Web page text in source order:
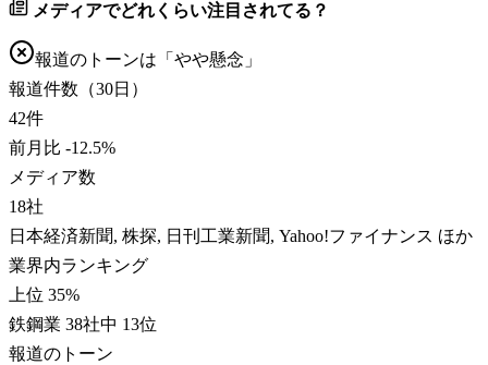
メディアでどれくらい注目されてる？
報道のトーンは「 やや懸念 」
報道件数（30日）
42件
前月比 -12.5%
メディア数
18社
日本経済新聞, 株探, 日刊工業新聞, Yahoo!ファイナンス ほか
業界内ランキング
上位 35%
鉄鋼業 38社中 13位
報道のトーン